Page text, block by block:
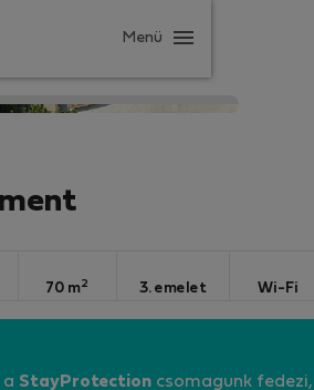
Menü
70 m2 3. emelet Wi-Fi
a StayProtection csomagunk fedezi,